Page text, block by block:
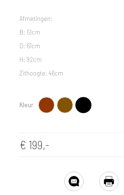
Afmetingen:
B: 51cm
D: 61cm
H: 92cm
Zithoogte: 46cm
Kleur
CognacDonkerbruin
Zwart
€ 199,-